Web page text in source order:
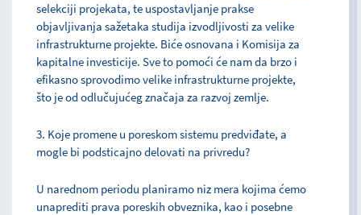
selekciji projekata, te uspostavljanje prakse
objavljivanja sažetaka studija izvodljivosti za velike
infrastrukturne projekte. Biće osnovana i Komisija za
kapitalne investicije. Sve to pomoći će nam da brzo i
efikasno sprovodimo velike infrastrukturne projekte,
što je od odlučujućeg značaja za razvoj zemlje.
3. Koje promene u poreskom sistemu predviđate, a
mogle bi podsticajno delovati na privredu?
U narednom periodu planiramo niz mera kojima ćemo
unaprediti prava poreskih obveznika, kao i posebne